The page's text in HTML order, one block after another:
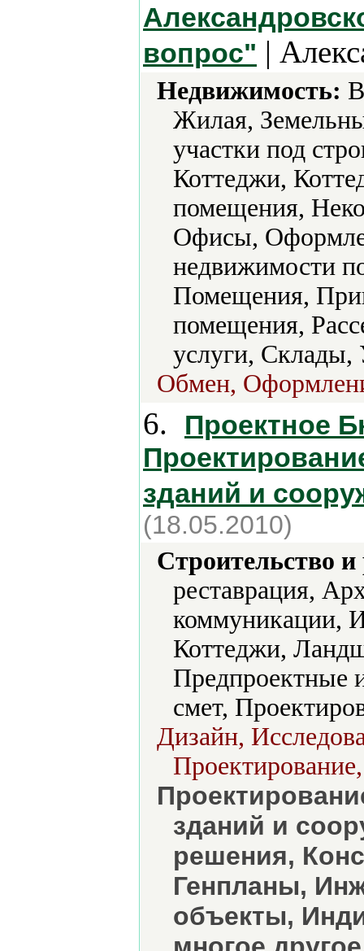
вопрос" |
Недвижимость:
Жилая,
участки под
Коттеджи,
помещения,
Офисы,
недвижимости
Помещения,
помещения,
услуги, Склады,
Обмен,
6.
Проектное
зданий и
(18.05.2010)
Строительство
реставрация,
коммуникации,
Коттеджи,
Предпроектные
смет,
Дизайн,
зданий и
решения,
Генпланы,
объекты,